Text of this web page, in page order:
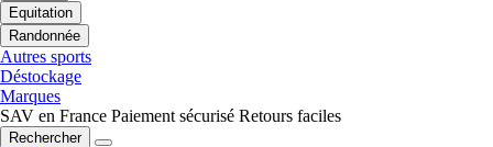
Equitation
Randonnée
Autres sports
Déstockage
Marques
SAV en France Paiement sécurisé Retours faciles
Rechercher